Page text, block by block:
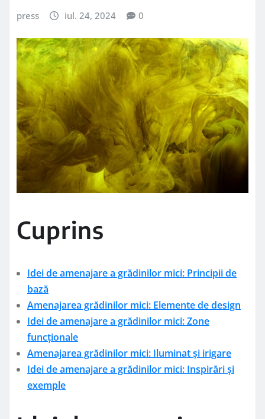
press iul. 24, 2024 0
Cuprins
Idei de amenajare a grădinilor mici: Principii de
bază
Amenajarea grădinilor mici: Elemente de design
Idei de amenajare a grădinilor mici: Zone
funcționale
Amenajarea grădinilor mici: Iluminat și irigare
Idei de amenajare a grădinilor mici: Inspirări și
exemple